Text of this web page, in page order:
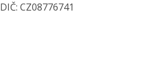
DIČ: CZ08776741